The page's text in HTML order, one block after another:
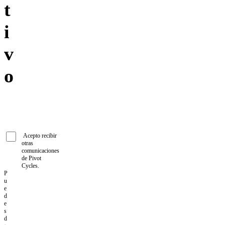
t
i
v
o
Acepto recibir
otras
comunicaciones
de Pivot
Cycles.
P
u
e
d
e
s
d